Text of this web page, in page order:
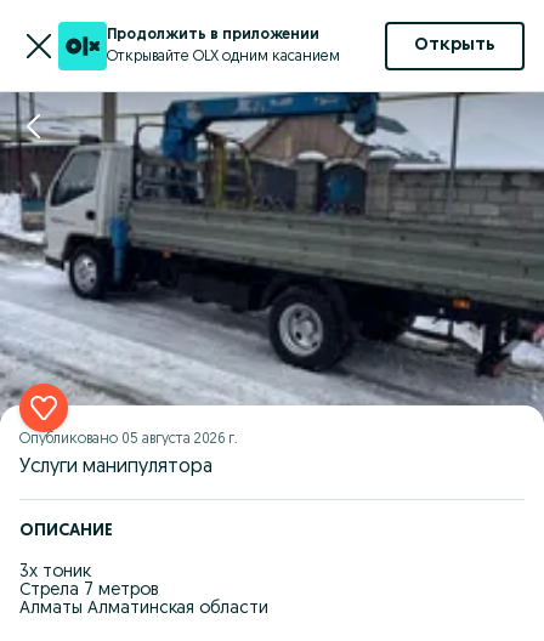
Продолжить в приложении
Открывайте OLX одним касанием
Открыть
Опубликовано 05 августа 2026 г.
Услуги манипулятора
ОПИСАНИЕ
3х тоник
Стрела 7 метров
Алматы Алматинская области